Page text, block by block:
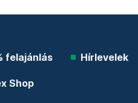
felajánlás Hírlevelek
Shop